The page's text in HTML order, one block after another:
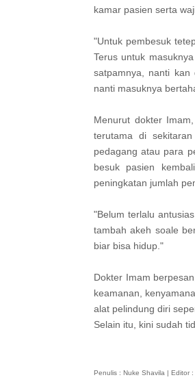
kamar pasien serta
"Untuk pembesuk
Terus untuk
satpamnya, nanti
nanti masuknya
Menurut dokter
terutama di
pedagang atau para
besuk pasien
peningkatan jumlah
"Belum terlalu
tambah akeh soale
biar bisa hidup."
Dokter Imam
keamanan,
alat pelindung diri
Selain itu, kini sudah
Penulis : Nuke Shavila | Editor